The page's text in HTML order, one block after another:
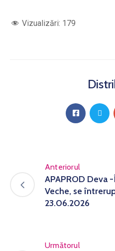
Vizualizări: 179
Anteriorul
APAPROD Deva
Veche, se
23.06.2026
Următorul